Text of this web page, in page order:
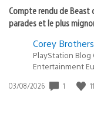
Compte rendu de Beast
parades et le plus
Corey
PlayStation
Entertainment
Date
03/08/2026 1 11